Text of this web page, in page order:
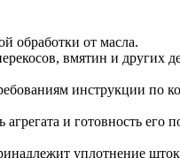
обработки от масла.
вмятин и других
инструкции по
и готовность его
уплотнение